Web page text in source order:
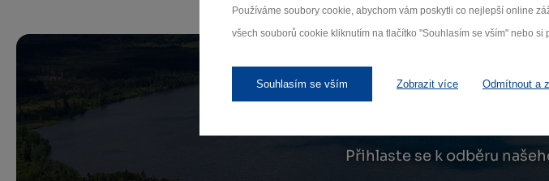
Používáme soubory cookie, abychom vám poskytli co nejlepší online
všech souborů cookie kliknutím na tlačítko "Souhlasím se vším" nebo
Souhlasím se vším Zobrazit více Odmítnout a
Přihlaste se k odběru